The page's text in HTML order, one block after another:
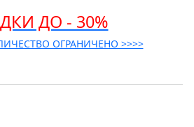
ДО - 30%
ОГРАНИЧЕНО >>>>